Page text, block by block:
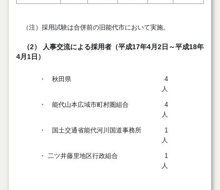
（注）採用試験は合併前の旧能代市において実施。
（2） 人事交流による採用者（平成17年4月2日～平成18年
4月1日）
・ 秋田県
4
人
・ 能代山本広域市町村圏組合
4
人
・ 国土交通省能代河川国道事務所
1
人
・ 二ツ井藤里地区行政組合
1
人